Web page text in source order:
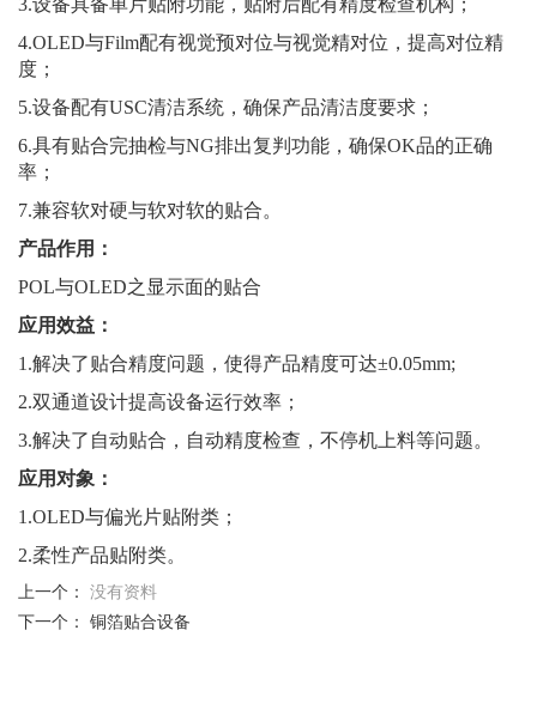
3.设备具备单片贴附功能，贴附后配有精度检查机构；
4.OLED与Film配有视觉预对位与视觉精对位，提高对位精
度；
5.设备配有USC清洁系统，确保产品清洁度要求；
6.具有贴合完抽检与NG排出复判功能，确保OK品的正确
率；
7.兼容软对硬与软对软的贴合。
产品作用：
POL与OLED之显示面的贴合
应用效益：
1.解决了贴合精度问题，使得产品精度可达±0.05mm;
2.双通道设计提高设备运行效率；
3.解决了自动贴合，自动精度检查，不停机上料等问题。
应用对象：
1.OLED与偏光片贴附类；
2.柔性产品贴附类。
上一个： 没有资料
下一个： 铜箔贴合设备